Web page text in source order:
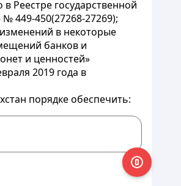
Реестре государственной
449-450(27268-27269);
в некоторые
банков и
и ценностей»
2019 года в
порядке обеспечить: